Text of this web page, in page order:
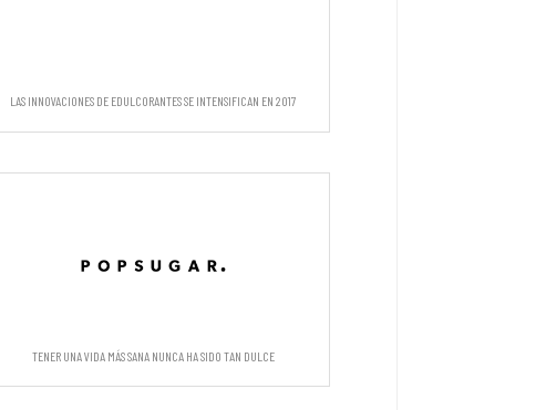
Las innovaciones de edulcorantes se intensifican en 2017
Tener una vida más sana nunca ha sido tan dulce